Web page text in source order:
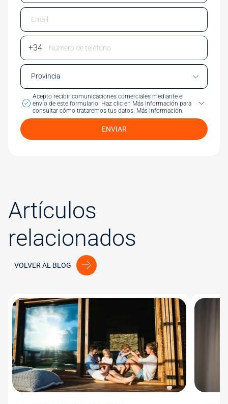
Email
Phone Number
Acepto recibir comunicaciones comerciales mediante el
envío de este formulario. Haz clic en Más información para
consultar cómo trataremos tus datos. Más información.
ENVIAR
Artículos
relacionados
VOLVER AL BLOG
Image Image